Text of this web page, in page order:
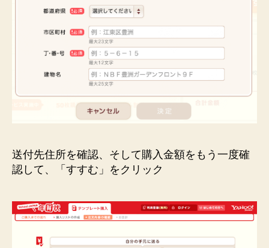
送付先住所を確認、そして購入金額をもう一度確
認して、「すすむ」をクリック